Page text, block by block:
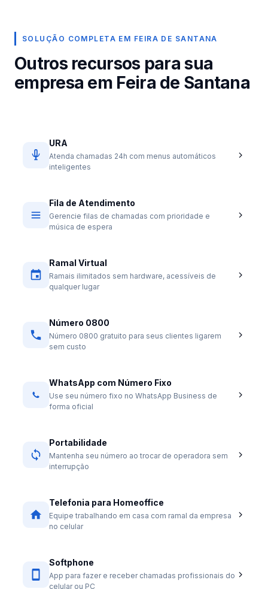
SOLUÇÃO COMPLETA EM FEIRA DE SANTANA
Outros recursos para sua
empresa em Feira de Santana
URA
Atenda chamadas 24h com menus automáticos
inteligentes
Fila de Atendimento
Gerencie filas de chamadas com prioridade e
música de espera
Ramal Virtual
Ramais ilimitados sem hardware, acessíveis de
qualquer lugar
Número 0800
Número 0800 gratuito para seus clientes ligarem
sem custo
WhatsApp com Número Fixo
Use seu número fixo no WhatsApp Business de
forma oficial
Portabilidade
Mantenha seu número ao trocar de operadora sem
interrupção
Telefonia para Homeoffice
Equipe trabalhando em casa com ramal da empresa
no celular
Softphone
App para fazer e receber chamadas profissionais do
celular ou PC